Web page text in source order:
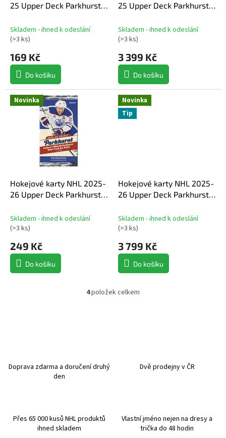
25 Upper Deck Parkhurst
balíček
Skladem - ihned k odeslání
(>3 ks)
169 Kč
Do košíku
25 Upper Deck Parkhurst
box
Skladem - ihned k odeslání
(>3 ks)
3 399 Kč
Do košíku
Novinka
Hokejové karty NHL 2025-
26 Upper Deck Parkhurst
Skladem - ihned k odeslání
(>3 ks)
249 Kč
Do košíku
Novinka
Tip
Hokejové karty NHL 2025-
26 Upper Deck Parkhurst
Skladem - ihned k odeslání
(>3 ks)
3 799 Kč
Do košíku
O
4položek celkem
Doprava zdarma a doručení druhý
den
Dvě prodejny v ČR
Přes 65 000 kusů NHL produktů
ihned skladem
Vlastní jméno nejen na dresy a
trička do 48 hodin